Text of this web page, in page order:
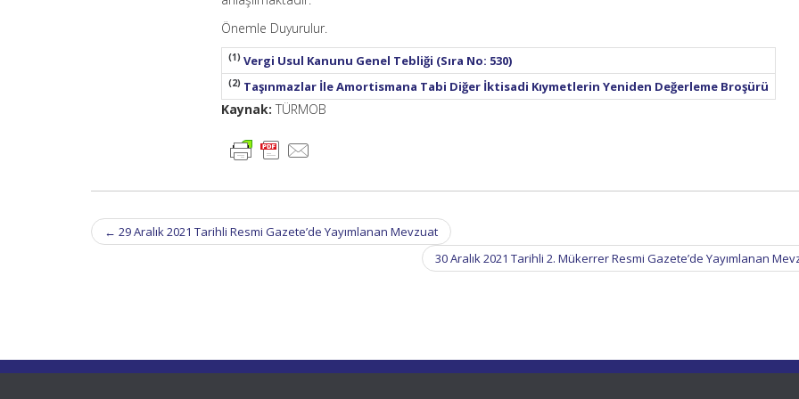
Önemle Duyurulur.
(1)Vergi Usul Kanunu Genel Tebliği (Sıra No: 530)
(2) Taşınmazlar İle Amortismana Tabi Diğer İktisadi Kıymetlerin Yeniden Değerleme Broşürü
Kaynak: TÜRMOB
Post
navigation
← 29 Aralık 2021 Tarihli Resmi Gazete’de Yayımlanan Mevzuat
30 Aralık 2021 Tarihli 2. Mükerrer Resmi Gazete’de Yayımlanan